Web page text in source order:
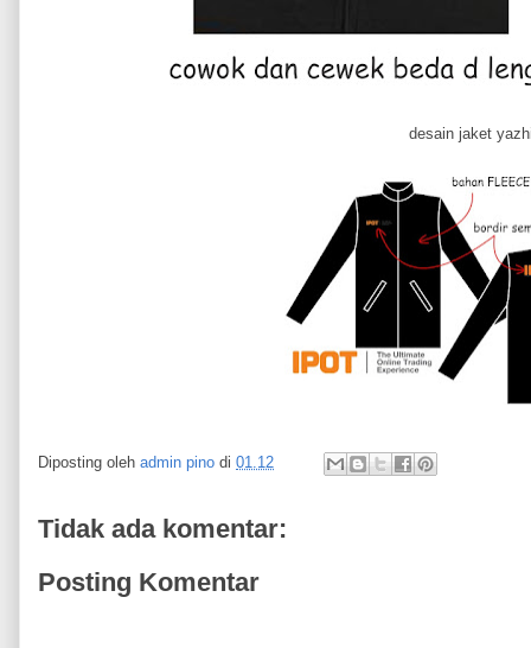
desain jaket
Diposting oleh admin pino di 01.12
Tidak ada komentar:
Posting Komentar